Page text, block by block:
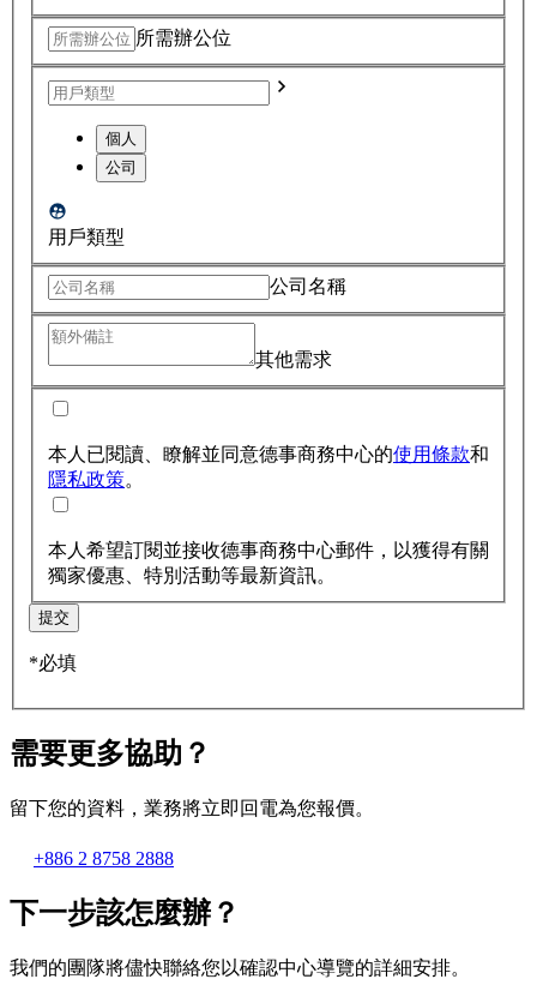
所需辦公位
個人
公司
用戶類型
公司名稱
其他需求
本人已閱讀、瞭解並同意德事商務中心的使用條款和
隱私政策。
本人希望訂閱並接收德事商務中心郵件，以獲得有關
獨家優惠、特別活動等最新資訊。
提交
*必填
需要更多協助？
留下您的資料，業務將立即回電為您報價。
+886 2 8758 2888
下一步該怎麼辦？
我們的團隊將儘快聯絡您以確認中心導覽的詳細安排。